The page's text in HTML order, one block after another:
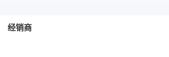
经销商